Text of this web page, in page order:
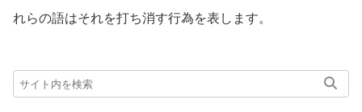
れらの語はそれを打ち消す行為を表します。